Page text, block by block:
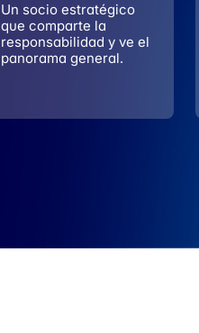
Un socio estratégico
que comparte la
responsabilidad y ve el
panorama general.